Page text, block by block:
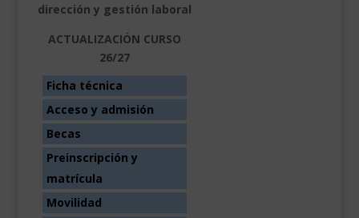
dirección y gestión laboral
ACTUALIZACIÓN CURSO
26/27
Ficha técnica
Acceso y admisión
Becas
Preinscripción y
matrícula
Movilidad